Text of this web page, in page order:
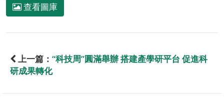
查看圖庫
上一篇： “科技周”圓滿舉辦 搭建產學研平台 促進科
研成果轉化